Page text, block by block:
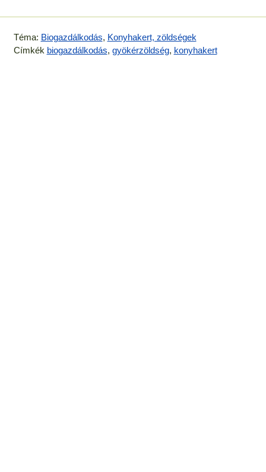
Téma: Biogazdálkodás, Konyhakert, zöldségek
Címkék biogazdálkodás, gyökérzöldség, konyhakert